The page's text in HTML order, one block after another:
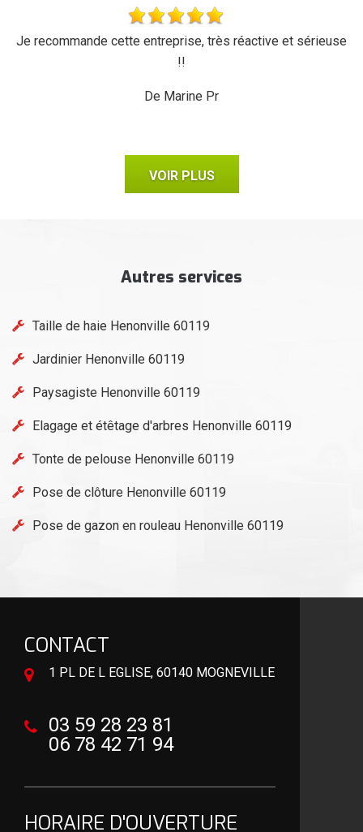
Je recommande cette entreprise, très réactive et sérieuse
!!
De Marine Pr
VOIR PLUS
Autres services
Taille de haie Henonville 60119
Jardinier Henonville 60119
Paysagiste Henonville 60119
Elagage et étêtage d'arbres Henonville 60119
Tonte de pelouse Henonville 60119
Pose de clôture Henonville 60119
Pose de gazon en rouleau Henonville 60119
CONTACT
1 PL DE L EGLISE, 60140 MOGNEVILLE
03 59 28 23 81
06 78 42 71 94
HORAIRE D'OUVERTURE